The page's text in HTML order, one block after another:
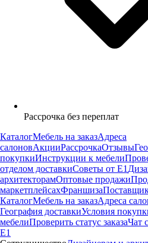
Рассрочка без переплат
КаталогМебель на заказАдреса
салоновАкцииРассрочкаОтзывы
покупкиИнструкции к мебели
отделом доставкиСоветы от Е1
архитекторамОптовые продажи
маркетплейсахФраншиза
КаталогМебель на заказАдреса
География доставкиУсловия
мебелиПроверить статус заказаЧат
Е1